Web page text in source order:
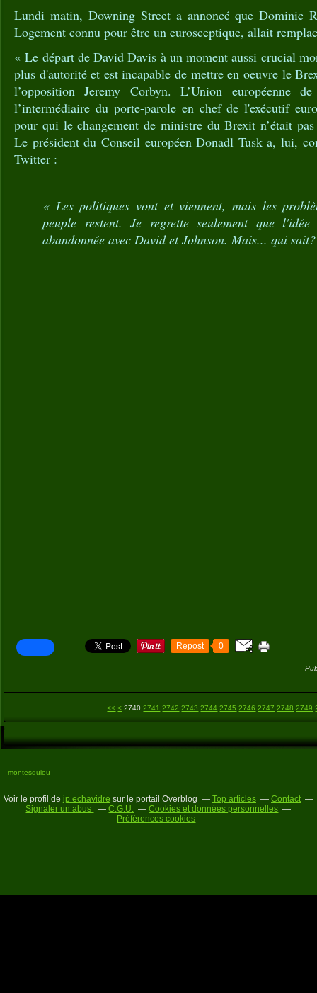
Lundi matin, Downing Street a annoncé que Dominic
Logement connu pour être un eurosceptique, allait
« Le départ de David Davis à un moment aussi crucial
plus d'autorité et est incapable de mettre en oeuvre le
l’opposition Jeremy Corbyn. L’Union européenne
l’intermédiaire du porte-parole en chef de l'exécutif
pour qui le changement de ministre du Brexit n’était
Le président du Conseil européen Donadl Tusk a, lui,
Twitter :
« Les politiques vont et viennent, mais les
peuple restent. Je regrette seulement que
abandonnée avec David et Johnson. Mais... qui
Repost 0
<< < 2700
2710
2720
2730
2740 2741 2742 2743 2744 2745 2746 2747 2748 2749
montesquieu
Voir le profil de jp echavidre sur le portail Overblog Top articles
Contact
Signaler un abus
C.G.U.
Cookies et données personnelles
Préférences cookies